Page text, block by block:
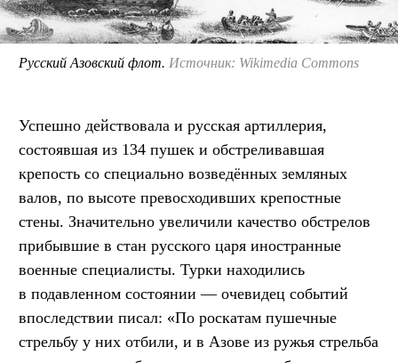
Русский Азовский флот. Источник: Wikimedia Commons
Успешно действовала и русская артиллерия,
состоявшая из 134 пушек и обстреливавшая
крепость со специально возведённых земляных
валов, по высоте превосходивших крепостные
стены. Значительно увеличили качество обстрелов
прибывшие в стан русского царя иностранные
военные специалисты. Турки находились
в подавленном состоянии — очевидец событий
впоследствии писал: «По роскатам пушечные
стрельбу у них отбили, и в Азове из ружья стрельба